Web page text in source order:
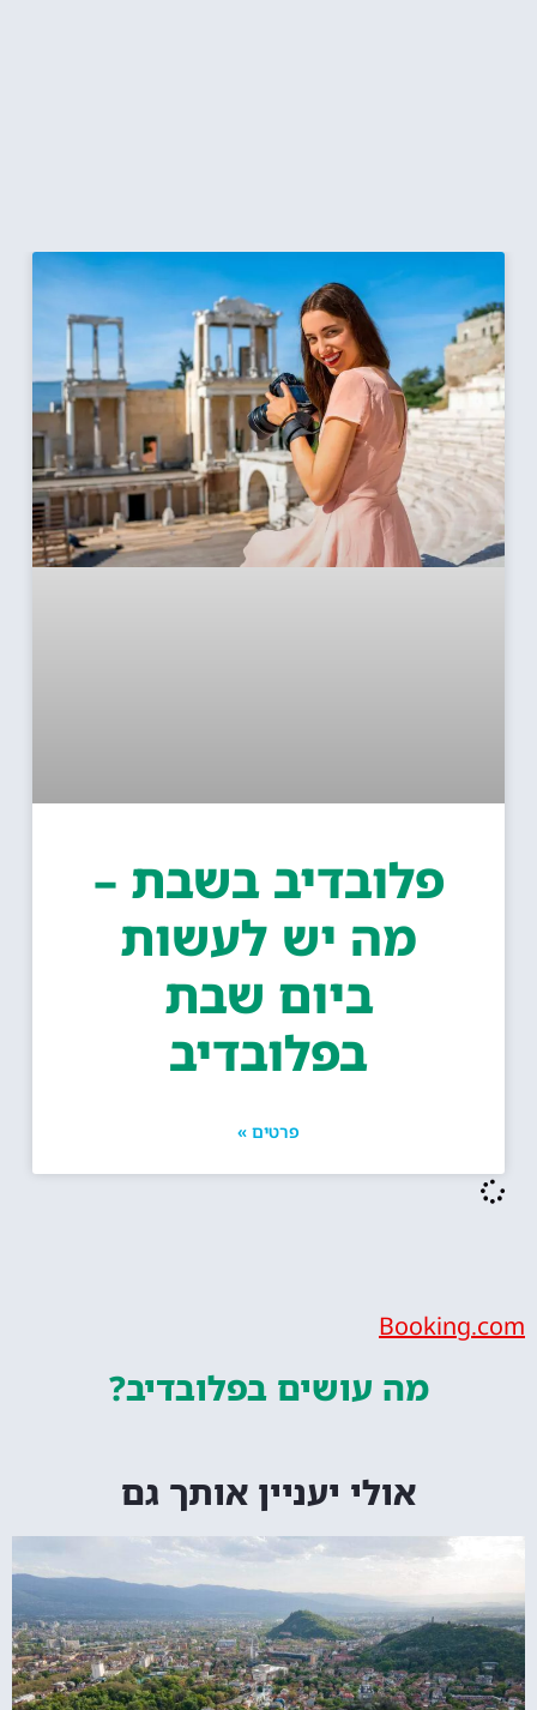
פלובדיב בשבת –
מה יש לעשות
ביום שבת
בפלובדיב
מה עושים בפלובדיב?
אולי יעניין אותך גם